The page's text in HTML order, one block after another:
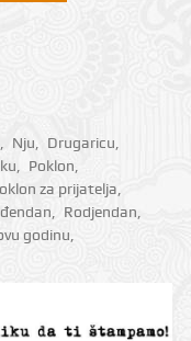
Nju Drugaricu
Poklon
za prijatelja
Rodjendan
godinu